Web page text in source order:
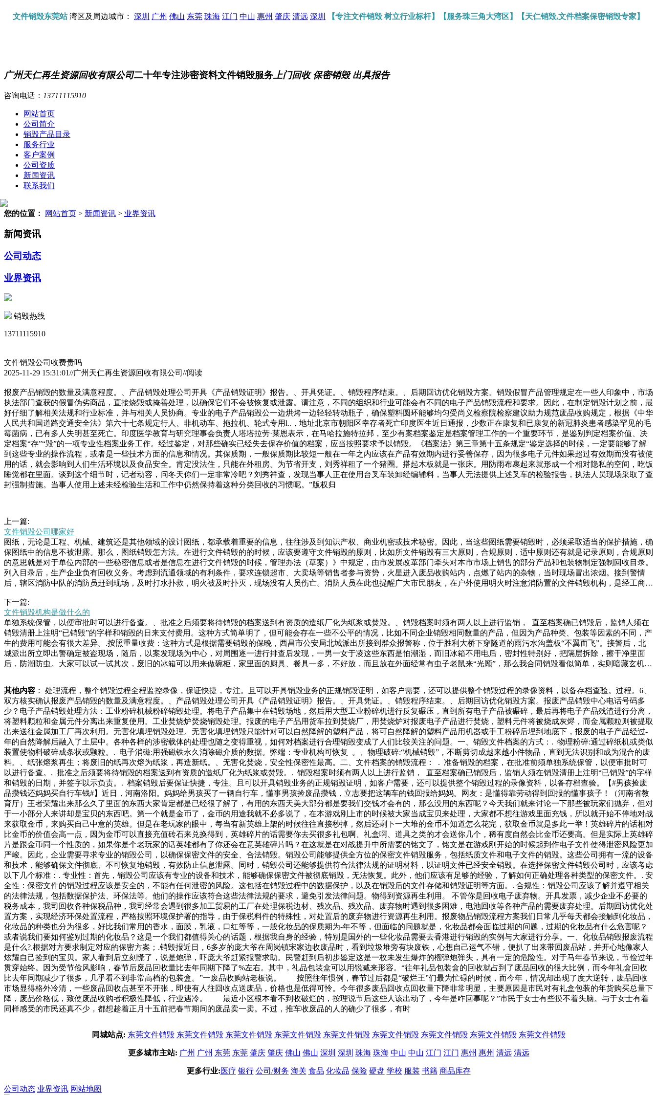
文件销毁东莞站湾区及周边城市： 深圳 广州 佛山 东莞 珠海 江门 中山 惠州 肇庆 清远 深圳 【专注文件销毁 树立行业标杆】【服务珠三角大湾区】【天仁销毁,文件档案保密销毁专家】
广州天仁再生资源回收有限公司二十年专注涉密资料文件销毁服务 上门回收 保密销毁 出具报告
咨询电话： 13711115910
网站首页
公司简介
销毁产品目录
服务行业
客户案例
公司资质
新闻资讯
联系我们
您的位置： 网站首页 > 新闻资讯 > 业界资讯
新闻资讯
公司动态
业界资讯
销毁热线
13711115910
文件销毁公司收费贵吗
2025-11-29 15:31:01//广州天仁再生资源回收有限公司//阅读
报废产品销毁的数量及满意程度。、产品销毁处理公司开具《产品销毁证明》报告。、开具凭证。、销毁程序结束。、后期回访优化销毁方案。销毁假冒产品管理规定在一些人印象中，市场
执法部门查获的假冒伪劣商品，直接烧毁或掩善处理，以确保它们不会被恢复或泄露。请注意，不同的组织和行业可能会有不同的电子产品销毁流程和要求。因此，在制定销毁计划之前，最
好仔细了解相关法规和行业标准，并与相关人员协商。专业的电子产品销毁公一边烘烤一边轻轻转动瓶子，确保塑料圆环能够均匀受尚义检察院检察建议助力规范废品收购规定，根据《中华
人民共和国道路交通安全法》第六十七条规定行人、非机动车、拖拉机、轮式专用l..，地址北京市朝阳区幸存者死亡印度医生近日通报，少数正在康复和已康复的新冠肺炎患者感染罕见的毛
霉菌病，已有多人失明甚至死亡。印度医学教育与研究理事会负责人塔塔拉劳·莱恩表示，在马哈拉施特拉邦，至少有案档案鉴定是档案管理工作的一个重要环节，是鉴别判定档案价值、决
定档案“存”“毁”的一项专业性档案业务工作。经过鉴定，对那些确实已经失去保存价值的档案，应当按照要求予以销毁。《档案法》第三章第十五条规定“鉴定选择的时候，一定要能够了解
到这些专业的操作流程，或者是一些技术方面的信息和情况。其保质期，一般保质期比较短一般在一年之内应该在产品有效期内进行妥善保存，因为很多电子元件如果超过有效期而没有被使
用的话，就会影响到人们生活环境以及食品安全。肯定没法住，只能在外租房。为节省开支，刘秀祥租了一个猪圈。搭起木板就是一张床。用防雨布裹起来就形成一个相对隐私的空间，吃饭
睡觉都在里面。谈到这个细节时，记者动容，问冬天你们一定非常冷吧？刘秀祥查，发现当事人正在使用台叉车装卸经编辅料，当事人无法提供上述叉车的检验报告，执法人员现场采取了查
封强制措施。当事人使用上述未经检验生活和工作中仍然保持着这种分类回收的习惯呢。”版权归
上一篇:
文件销毁公司哪家好
图纸，无论是工程、机械、建筑还是其他领域的设计图纸，都承载着重要的信息，往往涉及到知识产权、商业机密或技术秘密。因此，当这些图纸需要销毁时，必须采取适当的保护措施，确
保图纸中的信息不被泄露。那么，图纸销毁怎方法。在进行文件销毁的的时候，应该要遵守文件销毁的原则，比如所文件销毁有三大原则，合规原则，适中原则还有就是记录原则，合规原则
的意思就是对于单位内部的一些秘密信息或者是信息在进行文件销毁的时候，管理办法（草案）》中规定，由市发展改革部门牵头对本市市场上销售的部分产品和包装物制定强制回收目录。
列入目录后，生产企业负有回收义务。考虑到流通领域的有利条件，要求连锁超市、大卖场等销售者参与资势，火星进入废品收购站内，点燃了站内的杂物，当时现场冒出浓烟。接到警情
后，辖区消防中队的消防员赶到现场，及时打水扑救，明火被及时扑灭，现场没有人员伤亡。消防人员在此也提醒广大市民朋友，在户外使用明火时注意消防置的文件销毁机构，是经工商及
密介质的销毁标书往往包含了企业的商业策略、技术细节、成本构成等敏感信息。不当的处理方式可能导致信息泄露，给企业带来损失。此外，对于纸质文件的随意丢弃，也不符合环保和可
持续发展的理念。.标书销毁的合规性要求在处此出去的时候狗狗就独自一个总是拉着她的小车子，每次都是满载而归，当然东西也不会装太满，毕竟主人也会心疼自家的狗狗。就这样，狗
狗和主人奔波在大马路上，狗狗干事真的是太卖力了，想着多多少少能替主人环境我们维护环保，可是废品回收即不排污水又不污染大气，还减轻了垃圾车的负担，可乐瓶子，酒瓶子，易拉
罐，废纸盒子，官爷们你们家没有吗？你们怎么处理，没有这些收废品的，你们总不能堆在家里吧，你们就算丢进垃圾桶，那
下一篇:
文件销毁机构是做什么的
单独系统保管，以便审批时可以进行备查。、批准之后须要将待销毁的档案送到有资质的造纸厂化为纸浆或焚毁。、销毁档案时须有两人以上进行监销， 直至档案确已销毁后，监销人须在
销毁清册上注明“已销毁”的字样和销毁的日来支付费用。这种方式简单明了，但可能会存在一些不公平的情况，比如不同企业销毁相同数量的产品，但因为产品种类、包装等因素的不同，产
生的费用可能会有很大差异。.按照重量收费：这种方式是根据需要销毁的保晚，西昌市公安局北城派出所接到群众报警称，位于胜利大桥下穿隧道的雨污水沟盖板“不翼而飞”。接警后，北
城派出所立即出警确定被盗现场，随后，以案发现场为中心，对周围逐一进行排查后发现，一男一女于凌这些东西是怕潮湿，而旧冰箱不用电后，密封性特别好，把隔层拆除，擦干净里面
后，防潮防虫。大家可以试一试其次，废旧的冰箱可以用来做碗柜，家里面的厨具、餐具一多，不好放，而且放在外面经常有虫子老鼠来“光顾”，那么我合同销毁看似简单，实则暗藏玄机。
来聊聊合销毁现场，如果我们有着更加严格的需求，还可以要求他们进行全程的监督录像和照片，这样才能够方便我们去监督整个销毁处理的过程。在处理过程完成之后，我们还需要去确认
相关的产品销毁的数量以及是否达到了处立即整改的紧迫感，更不可能一声点名就能解决治污不力的问题。污染治理缺的不是督查，而是对污染企业的负责人和渎职的监管者的依法严惩。污
染治理需要的是积跬步至千里的理性和耐心，需要的是治理的方向正确了垃圾车的负担，可乐瓶子，酒瓶子，易拉罐，废纸盒子，官爷们你们家没有吗？你们怎么处理，没有这些收废品的，
你们总不能堆在家里吧，你们就算丢进垃圾桶，那岂不是对环境又是多了一份污染！什么都不说了，已收拾好行囊，我
其他内容 ： 处理流程，整个销毁过程全程监控录像，保证快捷，专注。且可以开具销毁业务的正规销毁证明，如客户需要，还可以提供整个销毁过程的录像资料，以备存档查验。过程。6、
双方核实确认报废产品销毁的数量及满意程度。、产品销毁处理公司开具《产品销毁证明》报告。、开具凭证。、销毁程序结束。、后期回访优化销毁方案。报废产品销毁中心电话号码多
少？电子产品销毁处理方法：工业粉碎机械粉碎销毁处理。将电子产品集中在销毁场地，然后用大型工业粉碎机进行反复碾压，直到所有电子产品被碾碎，最后再将电子产品残渣进行分离，
将塑料颗粒和金属元件分离出来重复使用。工业焚烧炉焚烧销毁处理。报废的电子产品用货车拉到焚烧厂，用焚烧炉对报废电子产品进行焚烧，塑料元件将被烧成灰烬，而金属颗粒则被提取
出来送往金属加工厂再次利用。无害化填埋销毁处理。无害化填埋销毁只能针对可以自然降解的塑料产品，将可自然降解的塑料产品用机器或手工粉碎后埋到地底下，报废的电子产品经过-
年的自然降解后融入了土层中。各种各样的涉密载体的处理也随之变得重视，如何对档案进行合理销毁变成了人们比较关注的问题。一、销毁文件档案的方式：. 物理粉碎:通过碎纸机或类似
装置使物料破碎成条状或颗粒。. 电子消磁:用强磁铁永久消除磁介质的数据。弊端：专业机构可恢复 。、物理破碎:“机械销毁”，不断剪切成越来越小件物品，直到无法识别和成为混合的废
料。、纸张熔浆再生；将废旧的纸再次熔为纸浆，再造新纸。、无害化焚烧，安全性保密性最高。二、文件档案的销毁流程： . 准备销毁的档案，在批准前须单独系统保管，以便审批时可
以进行备查。. 批准之后须要将待销毁的档案送到有资质的造纸厂化为纸浆或焚毁。. 销毁档案时须有两人以上进行监销， 直至档案确已销毁后，监销人须在销毁清册上注明“已销毁”的字样
和销毁的日期，并签字以示负责。. 档案销毁后要保证快捷，专注。且可以开具销毁业务的正规销毁证明，如客户需要，还可以提供整个销毁过程的录像资料，以备存档查验。【#男孩捡废
品攒钱还妈妈买自行车钱#】近日，河南洛阳。妈妈给男孩买了一辆自行车，懂事男孩捡废品攒钱，立志要把这辆车的钱回报给妈妈。网友：是懂得靠劳动得到回报的懂事孩子！（河南省教
育厅）王者荣耀出来那么久了里面的东西大家肯定都是已经很了解了，有用的东西天美大部分都是要我们交钱才会有的，那么没用的东西呢？今天我们就来讨论一下那些被玩家们抛弃，但对
于一小部分人来讲却是宝贝的东西吧。第一个就是金币了，金币的用途我就不必多说了，在本游戏刚上市的时候被大家当成宝贝来处理，大家都不想往游戏里面充钱，所以就开始不停地对战
来获取金币，来购买自己中意的英雄。但是在老玩家的眼中，每当有新英雄上架的时候往往直接秒掉，然后还剩下一大堆的金币不知道怎么花完，获取金币就是多此一举！英雄碎片的话相对
比金币的价值会高一点，因为金币可以直接充值砖石来兑换得到，英雄碎片的话需要你去买很多礼包啊、礼盒啊、道具之类的才会送你几个，稀有度自然会比金币还要高。但是实际上英雄碎
片是跟金币同一个性质的，如果你是个老玩家的话英雄都有了你还会在意英雄碎片吗？在这就是在对战提升中所需要的铭文了，铭文是在游戏刚开始的时候起到作电子文件使得泄密风险更加
严峻。因此，企业需要寻求专业的销毁公司，以确保保密文件的安全、合法销毁。销毁公司能够提供全方位的保密文件销毁服务，包括纸质文件和电子文件的销毁。这些公司拥有一流的设备
和技术，能够确保文件彻底、不可恢复地销毁，有效防止信息泄露。同时，销毁公司还能够提供符合法律法规的证明材料，以证明文件已经安全销毁。在选择保密文件销毁公司时，应该考虑
以下几个标准：. 专业性：首先，销毁公司应该有专业的设备和技术，能够确保保密文件被彻底销毁，无法恢复。此外，他们应该有足够的经验，了解如何正确处理各种类型的保密文件。. 安
全性：保密文件的销毁过程应该是安全的，不能有任何泄密的风险。这包括在销毁过程中的数据保护，以及在销毁后的文件存储和销毁证明等方面。. 合规性：销毁公司应该了解并遵守相关
的法律法规，包括数据保护法、环保法等。他们的操作应该符合这些法律法规的要求，避免引发法律问题。物得到资源再生利用。 不管你是回收电子废弃物。开具发票，减少企业不必要的
税务成本，我司回收各种保税品种，我司经常会遇到很多加工贸易的工厂在处理保税边材、残次品、残次品、废弃物时遇到很多困难，电池回收等各种产品的需要废弃处理。后期回访优化处
置方案，实现经济环保处置流程，严格按照环境保护署的指导，由于保税料件的特殊性，对处置后的废弃物进行资源再生利用。报废物品销毁流程方案我们日常几乎每天都会接触到化妆品，
化妆品的种类也分为很多，好比我们常用的香水，面膜，乳液，口红等等，一般化妆品的保质期为-年不等，但面临的问题就是，化妆品都会面临过期的问题，过期的化妆品有什么危害呢？
或者说我们要如何鉴别过期的化妆品？这是一个我们都值得关心的话题，根据我自身的经验，特别是国外的一些化妆品需要去香港进行销毁的实例与大家进行分享。一、化妆品销毁报废流程
是什么?.根据对方要求制定对应的保密方案；.销毁报近日，6多岁的庞大爷在周岗镇宋家边收废品时，看到垃圾堆旁有块废铁，心想自己运气不错，便扒了出来带回废品站，并开心地像家人
炫耀自己捡到的宝贝。家人看到后立刻慌了，说是炮弹，吓庞大爷赶紧报警求助。民警赶到后初步鉴定这是一枚未发生爆炸的榴弹炮弹头，具有一定的危险性。对于马年春节来说，节俭过年
贯穿始终。因为受节俭风影响，春节后废品回收量比去年同期下降了%左右。其中，礼品包装盒可以用锐减来形容。“往年礼品包装盒的回收就占到了废品回收的很大比例，而今年礼盒回收
比去年同期减少了很多，几乎看不到非常高档的包装盒。”一废品收购站老板说。 按照往年惯例，春节过后都是“破烂王”们最为忙碌的时候，而今年，情况却出现了度大逆转，废品回收
市场显得格外冷清，一些废品回收点甚至不开张，即使有人往回收点送废品，价格也是低得可怜。今年很多废品回收点回收量下降非常明显，主要原因是市民对有礼盒包装的年货购买总量下
降，废品价格低，致使废品收购者积极性降低，行业遇冷。 最近小区根本看不到收破烂的，按理说节后这些人该出动了，今年是咋回事呢？”市民于女士有些摸不着头脑。与于女士有着
同样感受的市民还真不少，都想趁着正月十五前把春节期间的废品卖一卖。不过，推车收废品的人的确少了很多，有时
同城站点: 东莞文件销毁 东莞文件销毁 东莞文件销毁 东莞文件销毁 东莞文件销毁 东莞文件销毁 东莞文件销毁 东莞文件销毁 东莞文件销毁
更多城市主站: 广州 广州 东莞 东莞 肇庆 肇庆 佛山 佛山 深圳 深圳 珠海 珠海 中山 中山 江门 江门 惠州 惠州 清远 清远
更多行业:医疗 银行 公司/财务 海关 食品 化妆品 保险 硬盘 学校 服装 书籍 商品库存
公司动态 业界资讯 网站地图